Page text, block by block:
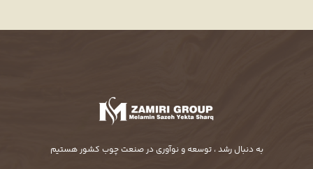
به دنبال رشد ، توسعه و نوآوری در صنعت چوب کشور هستیم